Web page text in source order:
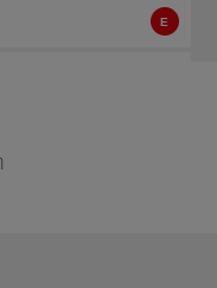
E